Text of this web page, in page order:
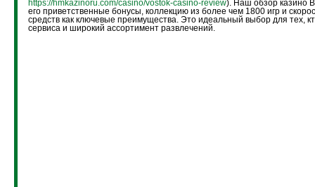
https://hmkazinoru.com/casino/vostok-casino-review). Наш обзор казино
его приветственные бонусы, коллекцию из более чем 1800 игр и
средств как ключевые преимущества. Это идеальный выбор для тех,
сервиса и широкий ассортимент развлечений.